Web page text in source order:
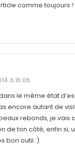
comme toujours !
à 16:06
le même état
encore autant de
rebonds, je vais
de ton côté, enfin si,
bon outil :)